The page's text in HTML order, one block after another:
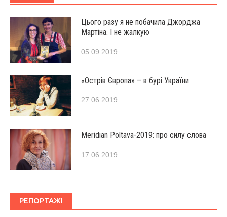
Цього разу я не побачила Джорджа
Мартіна. І не жалкую
05.09.2019
«Острів Європа» – в бурі України
27.06.2019
Мeridian Poltava-2019: про силу слова
17.06.2019
РЕПОРТАЖІ